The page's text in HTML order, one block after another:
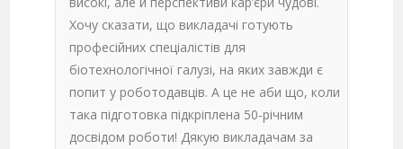
Хочу сказати, що викладачі готують
професійних спеціалістів для
біотехнологічної галузі, на яких завжди є
попит у роботодавців. А це не аби що, коли
така підготовка підкріплена 50-річним
досвідом роботи! Дякую викладачам за